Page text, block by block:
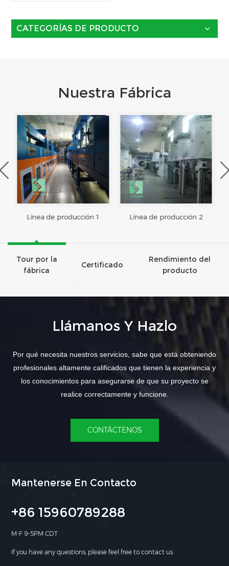
CATEGORÍAS DE PRODUCTO
Nuestra Fábrica
Línea de producción 1 Línea de producción 2
Tour por la
fábrica
Certificado
Rendimiento del
producto
Llámanos Y Hazlo
Por qué necesita nuestros servicios, sabe que está obteniendo
profesionales altamente calificados que tienen la experiencia y
los conocimientos para asegurarse de que su proyecto se
realice correctamente y funcione.
CONTÁCTENOS
Mantenerse En Contacto
+86 15960789288
M-F 9-5PM CDT
If you have any questions, please feel free to contact us.